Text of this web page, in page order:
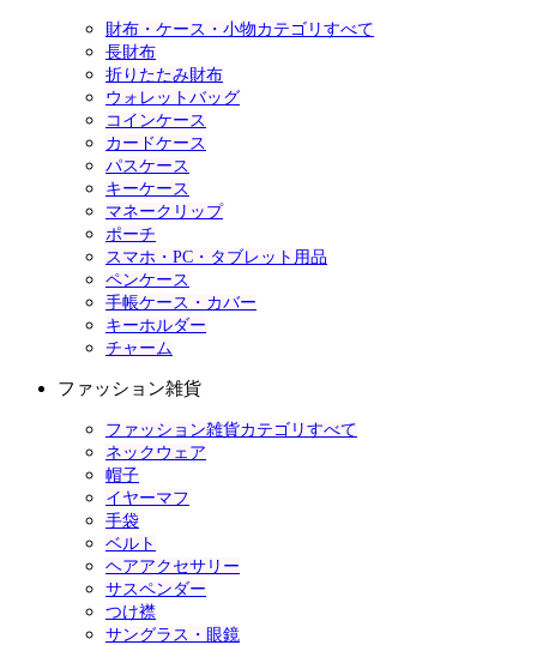
財布・ケース・小物カテゴリすべて
長財布
折りたたみ財布
ウォレットバッグ
コインケース
カードケース
パスケース
キーケース
マネークリップ
ポーチ
スマホ・PC・タブレット用品
ペンケース
手帳ケース・カバー
キーホルダー
チャーム
ファッション雑貨
ファッション雑貨カテゴリすべて
ネックウェア
帽子
イヤーマフ
手袋
ベルト
ヘアアクセサリー
サスペンダー
つけ襟
サングラス・眼鏡